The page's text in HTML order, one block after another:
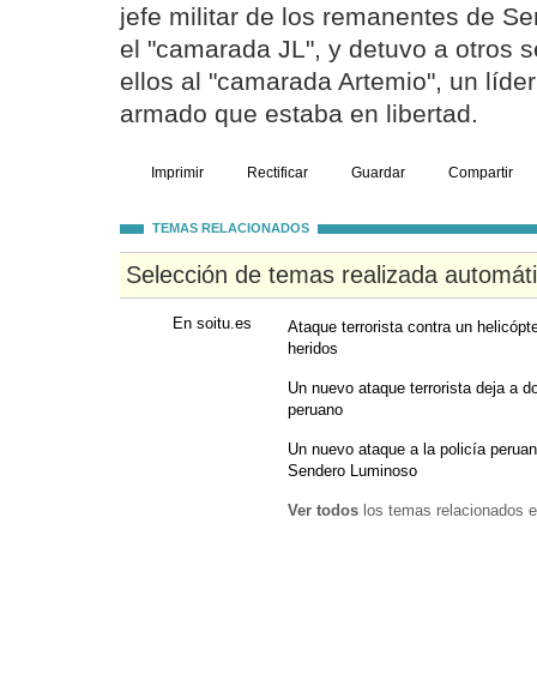
jefe militar de los remanentes de
el "camarada JL", y detuvo a otros
ellos al "camarada Artemio", un
armado que estaba en libertad.
Imprimir Rectificar Guardar Compartir
TEMAS RELACIONADOS
Selección de temas realizada
En soitu.es
Ataque terrorista contra un
heridos
Un nuevo ataque terrorista deja a
peruano
Un nuevo ataque a la policía
Sendero Luminoso
Ver todos los temas relacionados